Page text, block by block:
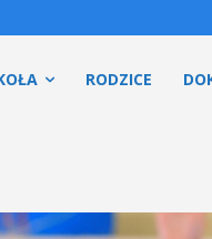
RODZICE